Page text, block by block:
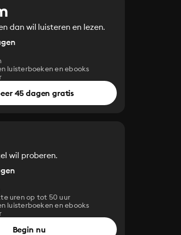
dan wil luisteren en lezen.
luisterboeken en ebooks
45 dagen gratis
wil proberen.
uren op tot 50 uur
luisterboeken en ebooks
Begin nu